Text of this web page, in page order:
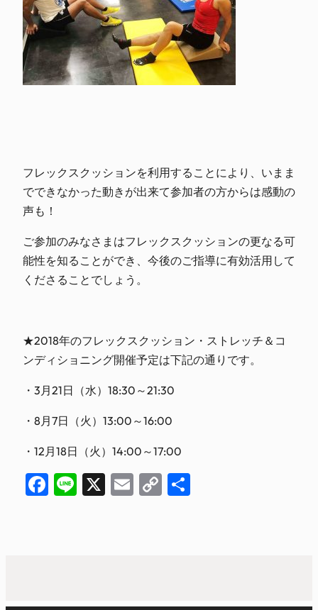
フレックスクッションを利用することにより、いまま
でできなかった動きが出来て参加者の方からは感動の
声も！
ご参加のみなさまはフレックスクッションの更なる可
能性を知ることができ、今後のご指導に有効活用して
くださることでしょう。
★2018年のフレックスクッション・ストレッチ＆コ
ンディショニング開催予定は下記の通りです。
・3月21日（水）18:30～21:30
・8月7日（火）13:00～16:00
・12月18日（火）14:00～17:00
Facebook
Line
X EmailCopy